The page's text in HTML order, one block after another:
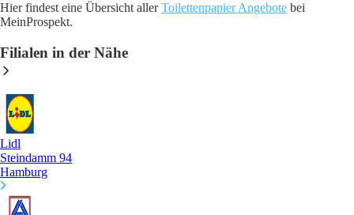
Hier findest eine Übersicht allerToilettenpapier Angebote bei
MeinProspekt.
Filialen in der Nähe
Lidl
Steindamm 94
Hamburg